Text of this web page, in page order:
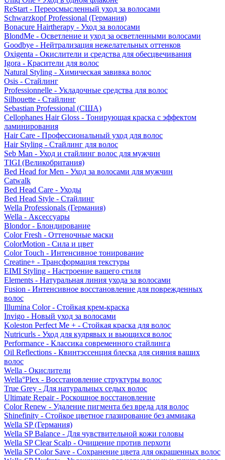
ReStart - Переосмысленный уход за волосами
Schwarzkopf Professional (Германия)
Bonacure Hairtherapy - Уход за волосами
BlondMe - Осветление и уход за осветленными волосами
Goodbye - Нейтрализация нежелательных оттенков
Oxigenta - Окислители и средства для обесцвечивания
Igora - Красители для волос
Natural Styling - Химическая завивка волос
Osis - Стайлинг
Professionnelle - Укладочные средства для волос
Silhouette - Стайлинг
Sebastian Professional (США)
Cellophanes Hair Gloss - Тонирующая краска с эффектом
ламинирования
Hair Care - Профессиональный уход для волос
Hair Styling - Стайлинг для волос
Seb Man - Уход и стайлинг волос для мужчин
TIGI (Великобритания)
Bed Head for Men - Уход за волосами для мужчин
Catwalk
Bed Head Care - Уходы
Bed Head Style - Стайлинг
Wella Professionals (Германия)
Wella - Аксессуары
Blondor - Блондирование
Color Fresh - Оттеночные маски
ColorMotion - Сила и цвет
Color Touch - Интенсивное тонирование
Creatine+ - Трансформация текстуры
EIMI Styling - Настроение вашего стиля
Elements - Натуральная линия ухода за волосами
Fusion - Интенсивное восстановление для поврежденных
волос
Illumina Color - Стойкая крем-краска
Invigo - Новый уход за волосами
Koleston Perfect Me + - Стойкая краска для волос
Nutricurls - Уход для кудрявых и вьющихся волос
Performance - Классика современного стайлинга
Oil Reflections - Квинтэссенция блеска для сияния ваших
волос
Wella - Окислители
Wella°Plex - Восстановление структуры волос
True Grey - Для натуральных седых волос
Ultimate Repair - Роскошное восстановление
Color Renew - Удаление пигмента без вреда для волос
Shinefinity - Стойкое цветное глазирование без аммиака
Wella SP (Германия)
Wella SP Balance - Для чувствительной кожи головы
Wella SP Clear Scalp - Очищение против перхоти
Wella SP Color Save - Сохранение цвета для окрашенных волос